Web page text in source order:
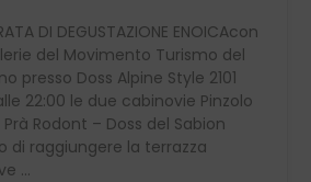
DI DEGUSTAZIONE ENOICAcon
del Movimento Turismo del
presso Doss Alpine Style 2101
22:00 le due cabinovie Pinzolo
Rodont – Doss del Sabion
di raggiungere la terrazza
...